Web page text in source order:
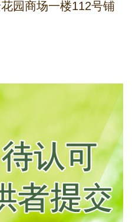
园商场一楼112号铺